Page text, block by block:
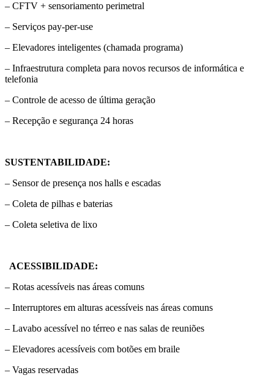
– CFTV + sensoriamento perimetral
– Serviços pay-per-use
– Elevadores inteligentes (chamada programa)
– Infraestrutura completa para novos recursos de informática e
telefonia
– Controle de acesso de última geração
– Recepção e segurança 24 horas
SUSTENTABILIDADE:
– Sensor de presença nos halls e escadas
– Coleta de pilhas e baterias
– Coleta seletiva de lixo
ACESSIBILIDADE:
– Rotas acessíveis nas áreas comuns
– Interruptores em alturas acessíveis nas áreas comuns
– Lavabo acessível no térreo e nas salas de reuniões
– Elevadores acessíveis com botões em braile
– Vagas reservadas